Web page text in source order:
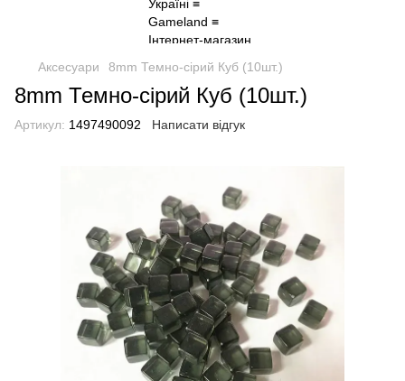
Аксесуари 8mm Темно-сірий Куб (10шт.)
8mm Темно-сірий Куб (10шт.)
Артикул: 1497490092 Написати відгук